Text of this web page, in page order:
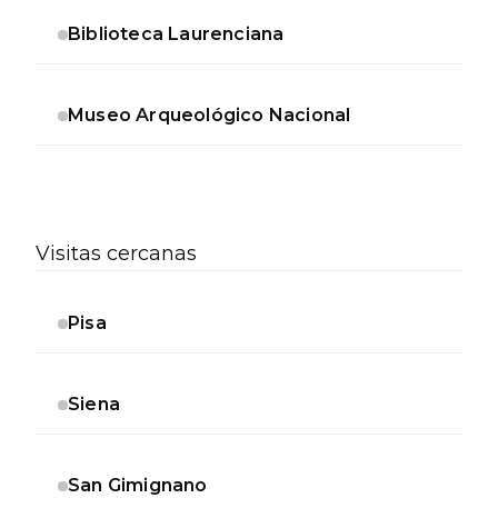
Biblioteca Laurenciana
Museo Arqueológico Nacional
Visitas cercanas
Pisa
Siena
San Gimignano